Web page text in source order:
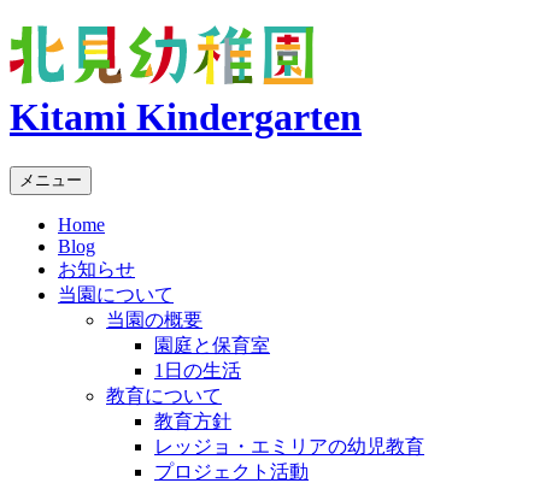
Kitami Kindergarten
メニュー
Home
Blog
お知らせ
当園について
当園の概要
園庭と保育室
1日の生活
教育について
教育方針
レッジョ・エミリアの幼児教育
プロジェクト活動